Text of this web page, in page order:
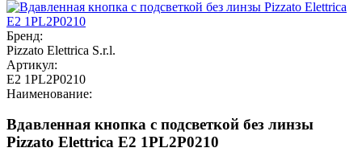
Бренд:
Pizzato Elettrica S.r.l.
Артикул:
E2 1PL2P0210
Наименование:
Вдавленная кнопка с подсветкой без линзы
Pizzato Elettrica E2 1PL2P0210